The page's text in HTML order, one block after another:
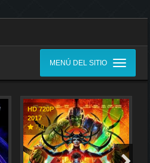
MENÚ DEL SITIO
HD 720P
2017
7,9